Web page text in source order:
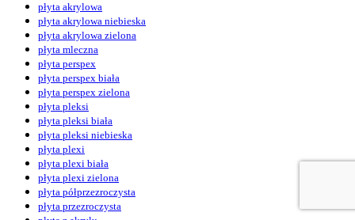
płyta akrylowa
płyta akrylowa niebieska
płyta akrylowa zielona
płyta mleczna
płyta perspex
płyta perspex biała
płyta perspex zielona
płyta pleksi
płyta pleksi biała
płyta pleksi niebieska
płyta plexi
płyta plexi biała
płyta plexi zielona
płyta półprzezroczysta
płyta przezroczysta